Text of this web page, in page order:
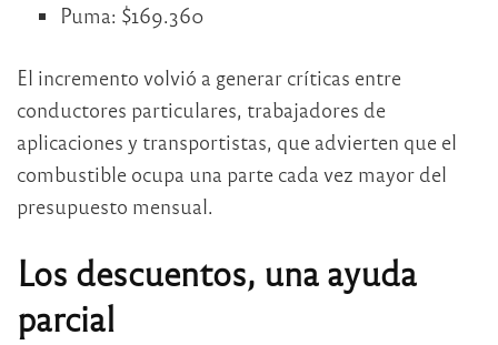
Puma: $169.360
El incremento volvió a generar críticas entre
conductores particulares, trabajadores de
aplicaciones y transportistas, que advierten que el
combustible ocupa una parte cada vez mayor del
presupuesto mensual.
Los descuentos, una ayuda
parcial